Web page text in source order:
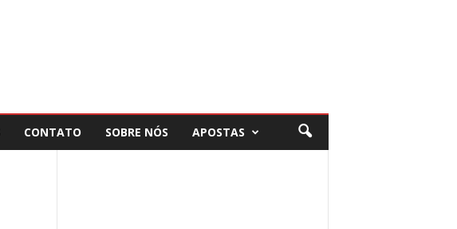
CONTATO SOBRE NÓS APOSTAS